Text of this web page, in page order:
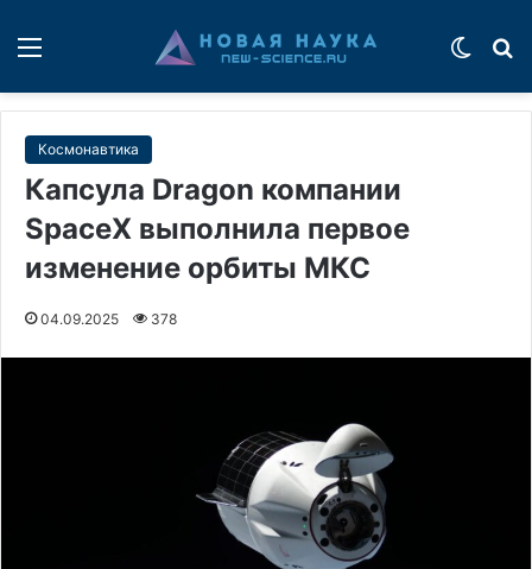
Космонавтика
Капсула Dragon компании
SpaceX выполнила первое
изменение орбиты МКС
04.09.2025 378